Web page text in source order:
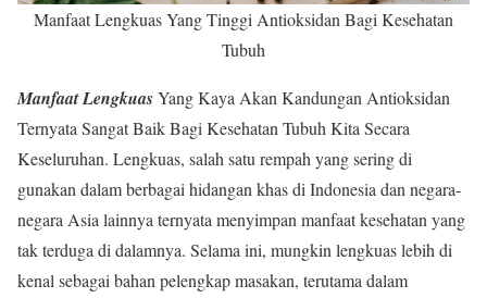
Manfaat Lengkuas Yang Tinggi Antioksidan Bagi Kesehatan
Tubuh
Manfaat LengkuasYang Kaya Akan Kandungan Antioksidan
Ternyata Sangat Baik Bagi Kesehatan Tubuh Kita Secara
Keseluruhan. Lengkuas, salah satu rempah yang sering di
gunakan dalam berbagai hidangan khas di Indonesia dan negara-
negara Asia lainnya ternyata menyimpan manfaat kesehatan yang
tak terduga di dalamnya. Selama ini, mungkin lengkuas lebih di
kenal sebagai bahan pelengkap masakan, terutama dalam